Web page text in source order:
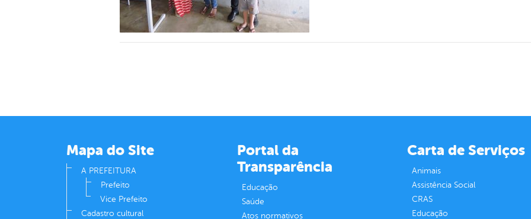
Mapa do Site
A PREFEITURA
Prefeito
Vice Prefeito
Cadastro cultural
Portal da
Transparência
Educação
Saúde
Atos normativos
Carta de Serviços
Animais
Assistência Social
CRAS
Educação